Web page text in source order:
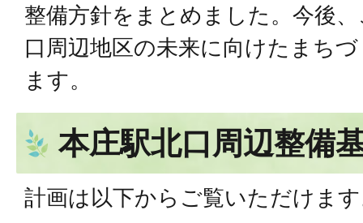
整備方針をまとめました。今後
口周辺地区の未来に向けたまち
ます。
本庄駅北口周辺整備
計画は以下からご覧いただけま